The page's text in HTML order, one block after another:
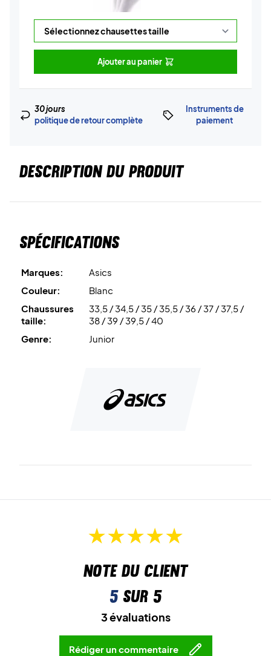
Ajouter au panier
30 jours
politique de retour complète
Instruments de
paiement
DESCRIPTION DU PRODUIT
Spécifications
Marques:
Asics
Couleur:
Blanc
Chaussures
taille:
33,5 / 34,5 / 35 / 35,5 / 36 / 37 / 37,5 /
38 / 39 / 39,5 / 40
Genre:
Junior
Note du client
5sur 5
3 évaluations
Rédiger un commentaire